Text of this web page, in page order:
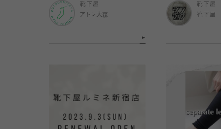
靴下屋
アトレ大森
靴下屋
靴下屋